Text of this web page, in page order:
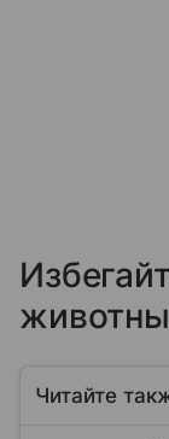
Читайте